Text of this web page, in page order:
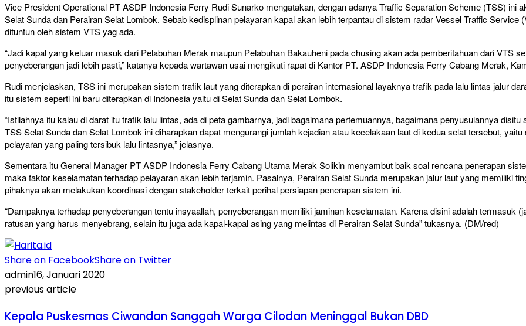
Vice President Operational PT ASDP Indonesia Ferry Rudi Sunarko mengatakan, dengan adanya Traffic Separation Scheme (TSS) ini
Selat Sunda dan Perairan Selat Lombok. Sebab kedisplinan pelayaran kapal akan lebih terpantau di sistem radar Vessel Traffic
dituntun oleh sistem VTS yag ada.
“Jadi kapal yang keluar masuk dari Pelabuhan Merak maupun Pelabuhan Bakauheni pada chusing akan ada pemberitahuan dari VTS
penyeberangan jadi lebih pasti,” katanya kepada wartawan usai mengikuti rapat di Kantor PT. ASDP Indonesia Ferry Cabang Merak,
Rudi menjelaskan, TSS ini merupakan sistem trafik laut yang diterapkan di perairan internasional layaknya trafik pada lalu lintas jalur
itu sistem seperti ini baru diterapkan di Indonesia yaitu di Selat Sunda dan Selat Lombok.
“Istilahnya itu kalau di darat itu trafik lalu lintas, ada di peta gambarnya, jadi bagaimana pertemuannya, bagaimana penyusulannya
TSS Selat Sunda dan Selat Lombok ini diharapkan dapat mengurangi jumlah kejadian atau kecelakaan laut di kedua selat tersebut,
pelayaran yang paling tersibuk lalu lintasnya,” jelasnya.
Sementara itu General Manager PT ASDP Indonesia Ferry Cabang Utama Merak Solikin menyambut baik soal rencana penerapan
maka faktor keselamatan terhadap pelayaran akan lebih terjamin. Pasalnya, Perairan Selat Sunda merupakan jalur laut yang memiliki
pihaknya akan melakukan koordinasi dengan stakeholder terkait perihal persiapan penerapan sistem ini.
“Dampaknya terhadap penyeberangan tentu insyaallah, penyeberangan memiliki jaminan keselamatan. Karena disini adalah termasuk
ratusan yang harus menyebrang, selain itu juga ada kapal-kapal asing yang melintas di Perairan Selat Sunda” tukasnya. (DM/red)
Share on FacebookShare on Twitter
admin16, Januari 2020
previous article
Kepala Puskesmas Ciwandan Sanggah Warga Cilodan Meninggal Bukan DBD